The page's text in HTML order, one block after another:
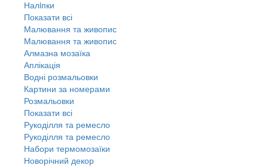
Налiпки
Показати всі
Малювання та живопис
Малювання та живопис
Алмазна мозаїка
Аплікація
Водні розмальовки
Картини за номерами
Розмальовки
Показати всі
Рукоділля та ремесло
Рукоділля та ремесло
Набори термомозаїки
Новорічний декор